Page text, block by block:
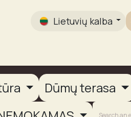
Lietuvių kalba
Dūmų terasa